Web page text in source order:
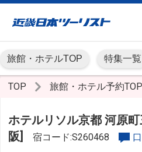
旅館・ホテルTOP 特集一覧
TOP 旅館・ホテル予約TOP
ホテルリソル京都 河原
阪]
宿コード:S260468